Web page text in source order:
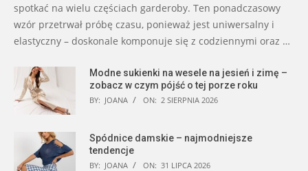
spotkać na wielu częściach garderoby. Ten ponadczasowy
wzór przetrwał próbę czasu, ponieważ jest uniwersalny i
elastyczny – doskonale komponuje się z codziennymi oraz …
Modne sukienki na wesele na jesień i zimę –
zobacz w czym pójść o tej porze roku
BY: JOANA ON: 2 SIERPNIA 2026
Spódnice damskie – najmodniejsze
tendencje
BY: JOANA ON: 31 LIPCA 2026